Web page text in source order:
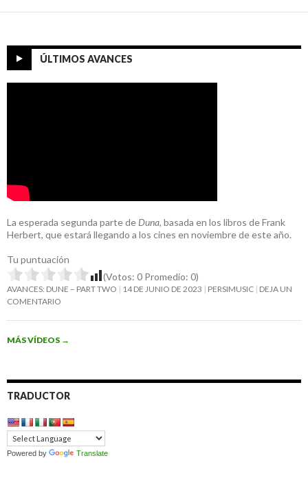
ÚLTIMOS AVANCES
La esperada segunda parte de Duna, basada en los libros de Frank
Herbert, que estará llegando a los cines en noviembre de este año.
Tu puntuación
(Votos: 0 Promedio: 0)
AVANCES: DUNE – PART TWO 14 DE JUNIO DE 2023 PERSIMUSIC DEJA UN
COMENTARIO
MÁS VÍDEOS →
TRADUCTOR
Powered by Translate